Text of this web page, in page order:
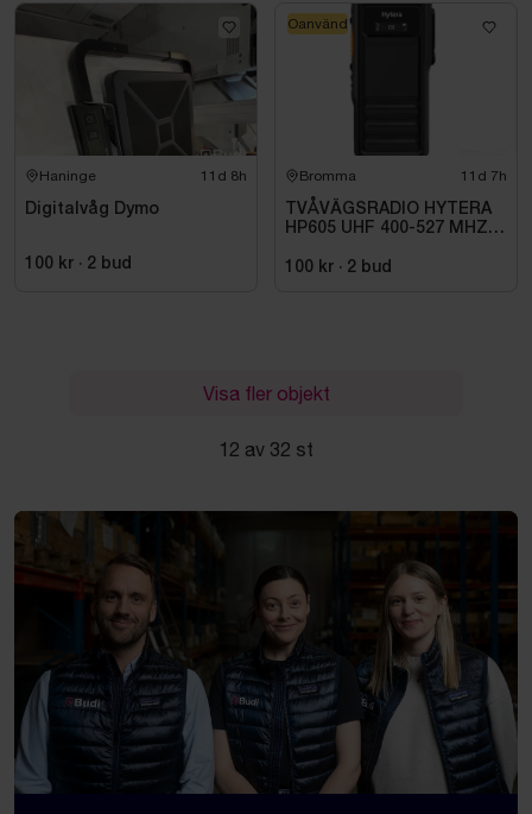
Haninge 11d 8h
Digitalvåg Dymo
100 kr · 2 bud
Bromma 11d 7h
TVÅVÄGSRADIO HYTERA
HP605 UHF 400-527 MHZ
100 kr · 2 bud
Oanvänd
Visa fler objekt
12 av 32 st